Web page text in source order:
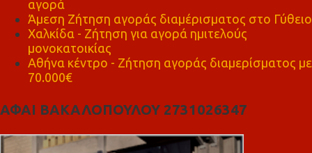
αγορά
Άμεση Ζήτηση αγοράς διαμέρισματος στο Γύθειο
Χαλκίδα - Ζήτηση για αγορά ημιτελούς
μονοκατοικίας
Αθήνα κέντρο - Ζήτηση αγοράς διαμερίσματος με
70.000€
ΑΦΑΙ ΒΑΚΑΛΟΠΟΥΛΟΥ 2731026347